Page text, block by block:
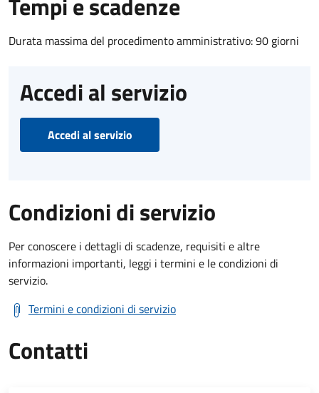
Durata massima del procedimento amministrativo: 90 giorni
Accedi al servizio
Accedi al servizio
Condizioni di servizio
Per conoscere i dettagli di scadenze, requisiti e altre
informazioni importanti, leggi i termini e le condizioni di
servizio.
Termini e condizioni di servizio
Contatti